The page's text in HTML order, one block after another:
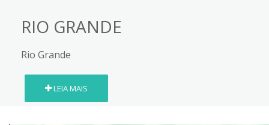
RIO GRANDE
Rio Grande
LEIA MAIS